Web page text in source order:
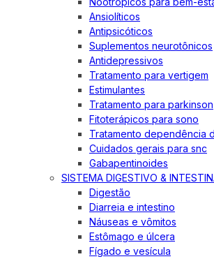
Ansiolíticos
Antipsicóticos
Suplementos neurotônicos
Antidepressivos
Tratamento para vertigem
Estimulantes
Tratamento para parkinson
Fitoterápicos para sono
Tratamento dependência
Cuidados gerais para snc
Gabapentinoides
SISTEMA DIGESTIVO &
Digestão
Diarreia e intestino
Náuseas e vômitos
Estômago e úlcera
Fígado e vesícula